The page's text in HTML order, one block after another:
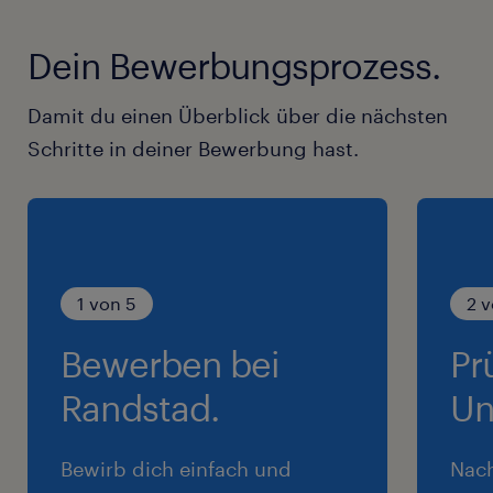
Dein Bewerbungsprozess.
Damit du einen Überblick über die nächsten
Schritte in deiner Bewerbung hast.
1 von 5
Bewerben bei
Randstad.
Bewirb dich einfach und
2